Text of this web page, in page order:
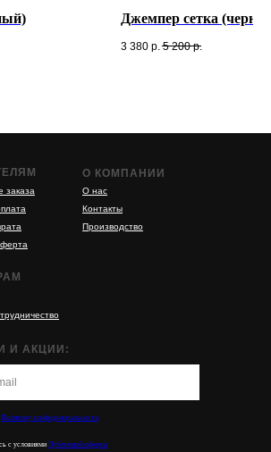
Джемпер сетка
3 380 р. 5 200 р.
О КОМПАНИИ
О нас
Контакты
Производство
Политику конфиденциальности
с условиями Публичной оферты
И АКЦИИ: